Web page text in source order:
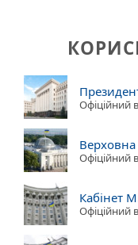
Офіційний
Верховна
Офіційний
Кабінет
Офіційний